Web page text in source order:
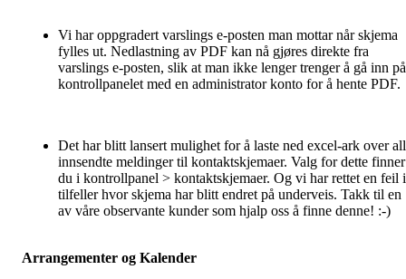
Vi har oppgradert varslings e-posten man mottar når skjema
fylles ut. Nedlastning av PDF kan nå gjøres direkte fra
varslings e-posten, slik at man ikke lenger trenger å gå inn på
kontrollpanelet med en administrator konto for å hente PDF.
Det har blitt lansert mulighet for å laste ned excel-ark over
innsendte meldinger til kontaktskjemaer. Valg for dette finner
du i kontrollpanel > kontaktskjemaer. Og vi har rettet en feil i
tilfeller hvor skjema har blitt endret på underveis. Takk til en
av våre observante kunder som hjalp oss å finne denne! :-)
Arrangementer og Kalender